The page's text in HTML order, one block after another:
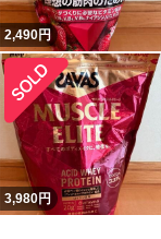
2,490円
3,980円